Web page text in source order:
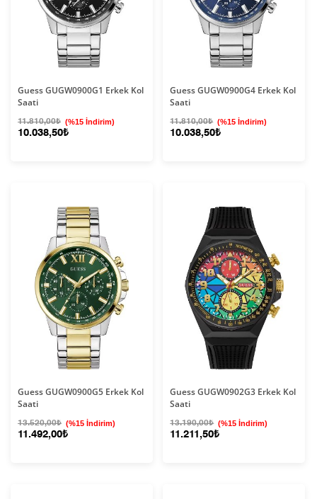
Guess GUGW0900G1 Erkek Kol
Saati
11.810,00₺ (%15 İndirim)
10.038,50₺
Guess GUGW0900G4 Erkek Kol
Saati
11.810,00₺ (%15 İndirim)
10.038,50₺
Guess GUGW0900G5 Erkek Kol
Saati
13.520,00₺ (%15 İndirim)
11.492,00₺
Guess GUGW0902G3 Erkek Kol
Saati
13.190,00₺ (%15 İndirim)
11.211,50₺